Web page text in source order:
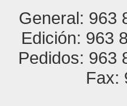
General: 963
Edición: 963
Pedidos: 963
Fax: